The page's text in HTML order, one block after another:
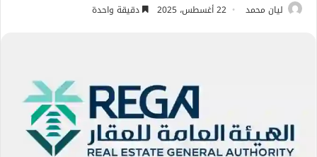
ليان محمد 22 أغسطس، 2025 دقيقة واحدة